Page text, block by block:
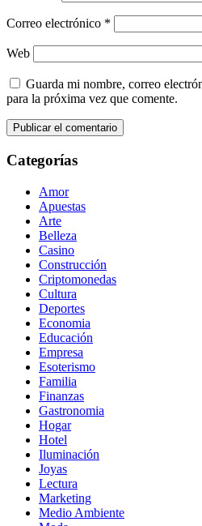
Correo electrónico *
Web
Guarda mi nombre, correo
para la próxima vez que comente.
Categorías
Amor
Apuestas
Arte
Belleza
Casino
Construcción
Criptomonedas
Cultura
Deportes
Economia
Educación
Empresa
Esoterismo
Familia
Finanzas
Gastronomia
Hogar
Hotel
Iluminación
Joyas
Lectura
Marketing
Medio Ambiente